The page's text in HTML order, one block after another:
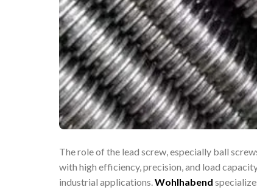
The role of the lead screw, especially ball
with high efficiency, precision, and load
industrial applications. Wohlhabend